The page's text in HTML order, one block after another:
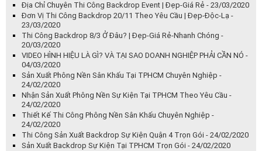
Địa Chỉ Chuyên Thi Công Backdrop Event | Đẹp-Giá Rẻ - 23/03/2020
Đơn Vị Thi Công Backdrop 20/11 Theo Yêu Cầu | Đẹp-Độc-Lạ -
23/03/2020
Thi Công Backdrop 8/3 Ở Đâu? | Đẹp-Giá Rẻ-Nhanh Chóng -
20/03/2020
VIDEO HÌNH HIỆU LÀ GÌ? VÀ TẠI SAO DOANH NGHIỆP PHẢI CẦN NÓ -
04/03/2020
Sản Xuất Phông Nền Sân Khấu Tại TPHCM Chuyên Nghiệp -
24/02/2020
Nhận Sản Xuất Phông Nền Sự Kiện Tại TPHCM Theo Yêu Cầu -
24/02/2020
Thiết Kế Thi Công Phông Nền Sân Khấu Chuyên Nghiệp -
24/02/2020
Thi Công Sản Xuất Backdrop Sự Kiện Quận 4 Trọn Gói - 24/02/2020
Sản Xuất Backdrop Sự Kiện Tại TPHCM Trọn Gói - 24/02/2020